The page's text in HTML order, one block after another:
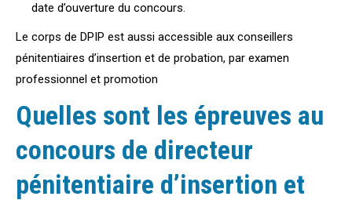
date d’ouverture du concours.
Le corps de DPIP est aussi accessible aux conseillers
pénitentiaires d’insertion et de probation, par examen
professionnel et promotion
Quelles sont les épreuves au
concours de directeur
pénitentiaire d’insertion et